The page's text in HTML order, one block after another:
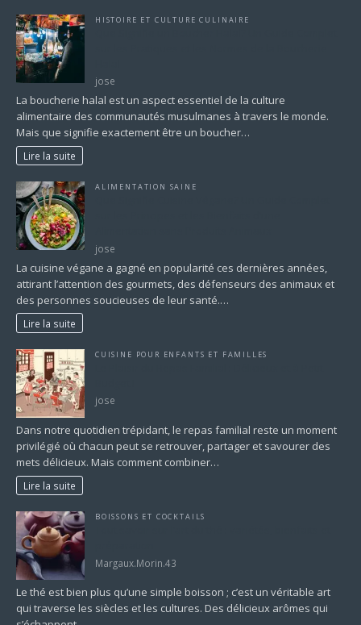
HISTOIRE ET CULTURE CULINAIRE
jose
La boucherie halal est un aspect essentiel de la culture
alimentaire des communautés musulmanes à travers le monde.
Mais que signifie exactement être un boucher…
Lire la suite
ALIMENTATION SAINE
jose
La cuisine végane a gagné en popularité ces dernières années,
attirant l’attention des gourmets, des défenseurs des animaux et
des personnes soucieuses de leur santé.…
Lire la suite
CUISINE POUR ENFANTS ET FAMILLES
jose
Dans notre quotidien trépidant, le repas familial reste un moment
privilégié où chacun peut se retrouver, partager et savourer des
mets délicieux. Mais comment combiner…
Lire la suite
BOISSONS ET COCKTAILS
Margaux.Morin.43
Le thé est bien plus qu’une simple boisson ; c’est un véritable art
qui traverse les siècles et les cultures. Des délicieux arômes qui